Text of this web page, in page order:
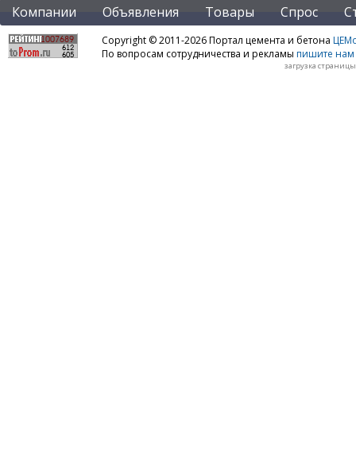
Компании Объявления Товары Спрос
Copyright © 2011-2026 Портал цемента и бетона
По вопросам сотрудничества и рекламы пишите нам
загрузка